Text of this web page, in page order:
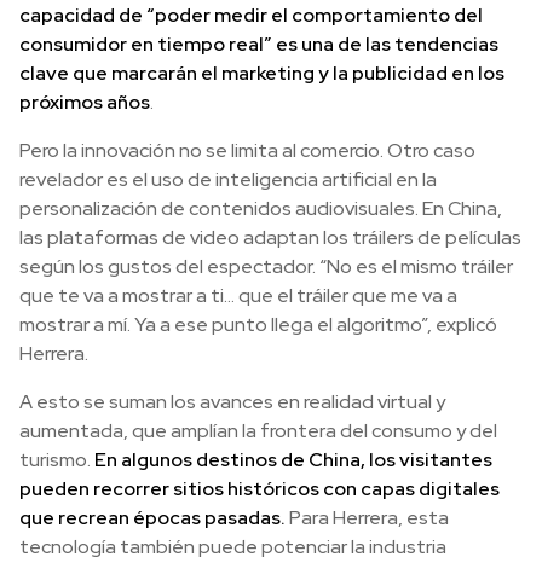
capacidad de “poder medir el comportamiento del
consumidor en tiempo real” es una de las tendencias
clave que marcarán el marketing y la publicidad en los
próximos años.
Pero la innovación no se limita al comercio. Otro caso
revelador es el uso de inteligencia artificial en la
personalización de contenidos audiovisuales. En China,
las plataformas de video adaptan los tráilers de películas
según los gustos del espectador. “No es el mismo tráiler
que te va a mostrar a ti… que el tráiler que me va a
mostrar a mí. Ya a ese punto llega el algoritmo”, explicó
Herrera.
A esto se suman los avances en realidad virtual y
aumentada, que amplían la frontera del consumo y del
turismo. En algunos destinos de China, los visitantes
pueden recorrer sitios históricos con capas digitales
que recrean épocas pasadas.Para Herrera, esta
tecnología también puede potenciar la industria